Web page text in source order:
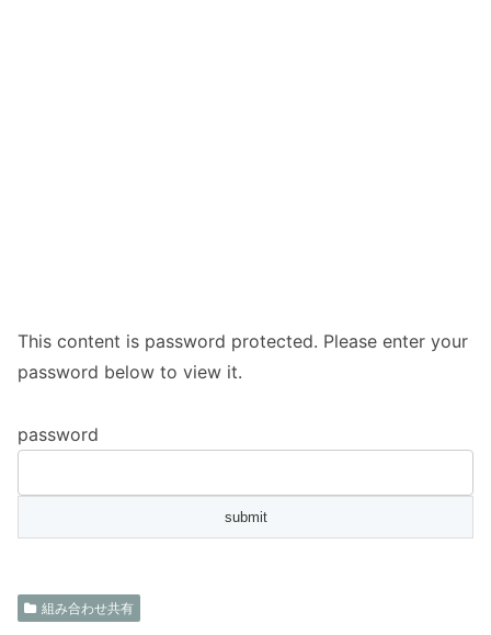
This content is password protected. Please enter your
password below to view it.
password
組み合わせ共有